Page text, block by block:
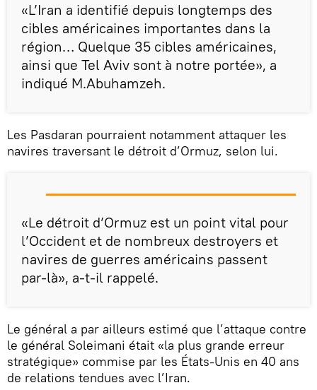
«L’Iran a identifié depuis longtemps des
cibles américaines importantes dans la
région… Quelque 35 cibles américaines,
ainsi que Tel Aviv sont à notre portée», a
indiqué M.Abuhamzeh.
Les Pasdaran pourraient notamment attaquer les
navires traversant le détroit d’Ormuz, selon lui.
«Le détroit d’Ormuz est un point vital pour
l’Occident et de nombreux destroyers et
navires de guerres américains passent
par-là», a-t-il rappelé.
Le général a par ailleurs estimé que l’attaque contre
le général Soleimani était «la plus grande erreur
stratégique» commise par les États-Unis en 40 ans
de relations tendues avec l’Iran.